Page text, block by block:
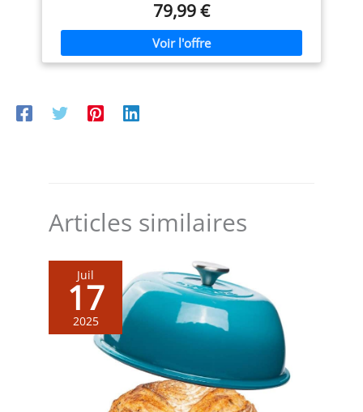
PRATIQUE : Ce barbecue à
graisse amovible pour un
nettoyage plus simple et de
79,99 €
Articles similaires
Juil
17
2025